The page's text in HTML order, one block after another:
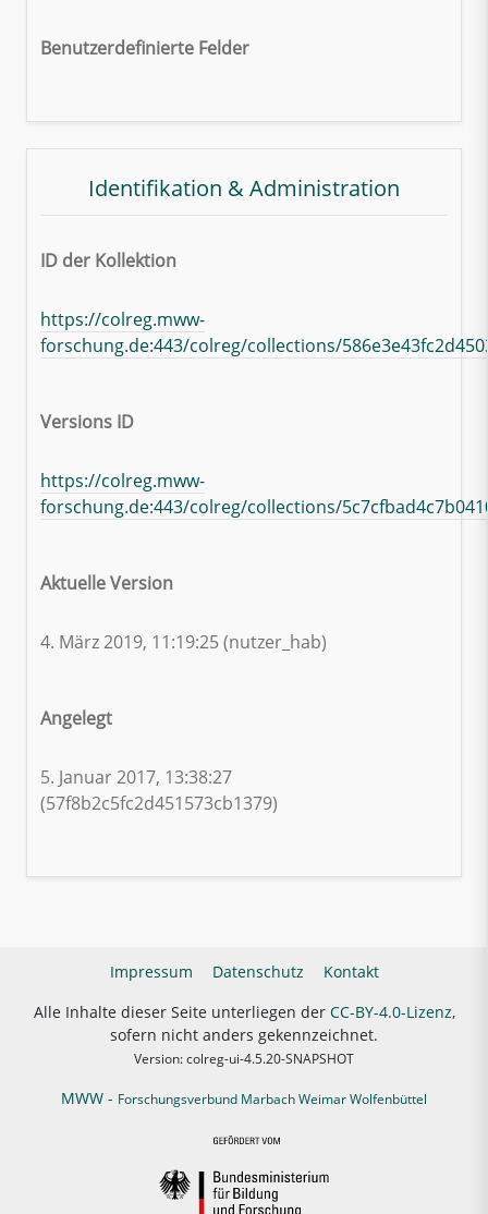
Benutzerdefinierte Felder
Identifikation & Administration
ID der Kollektion
https://colreg.mww-
forschung.de:443/colreg/collections/
Versions ID
https://colreg.mww-
forschung.de:443/colreg/collections/
Aktuelle Version
4. März 2019, 11:19:25 (nutzer_hab)
Angelegt
5. Januar 2017, 13:38:27
(57f8b2c5fc2d451573cb1379)
Impressum Datenschutz
Kontakt
Alle Inhalte dieser Seite unterliegen der CC-BY-4.0-Lizenz,
sofern nicht anders gekennzeichnet.
Version: colreg-ui-4.5.20-SNAPSHOT
MWW - Forschungsverbund Marbach Weimar Wolfenbüttel